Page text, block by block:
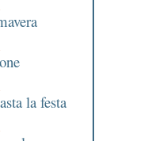
la festa